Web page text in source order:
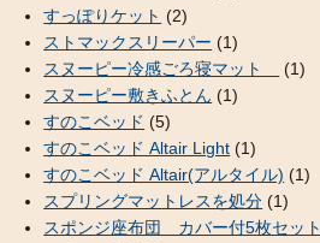
すっぽりケット (2)
ストマックスリーパー (1)
スヌーピー冷感ごろ寝マット
(1)
スヌーピー敷きふとん (1)
すのこベッド (5)
すのこベッド Altair Light (1)
すのこベッド Altair(アルタイル) (1)
スプリングマットレスを処分 (1)
スポンジ座布団 カバー付5枚セット